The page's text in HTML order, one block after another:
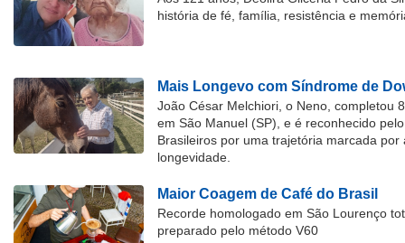
história de fé, família, resistência e
Mais Longevo com Síndrome de
João César Melchiori, o Neno, completou
em São Manuel (SP), e é reconhecido
Brasileiros por uma trajetória marcada por
longevidade.
Maior Coagem de Café do Brasil
Recorde homologado em São Lourenço
preparado pelo método V60